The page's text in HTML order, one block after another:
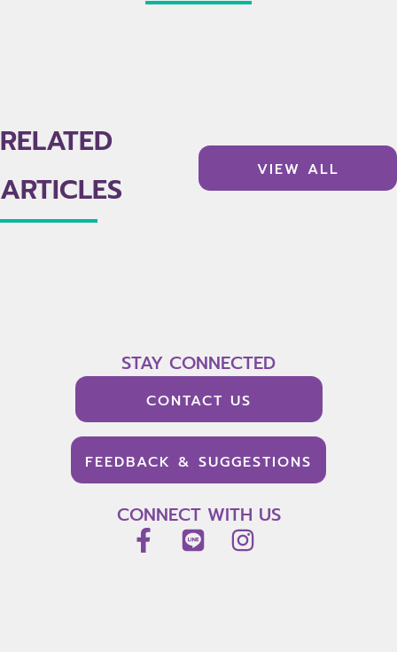
RELATED
ARTICLES
VIEW ALL
STAY CONNECTED
CONTACT US
FEEDBACK & SUGGESTIONS
CONNECT WITH US